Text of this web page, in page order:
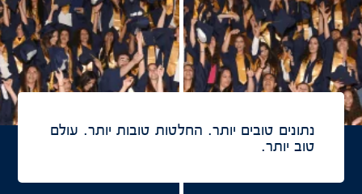
נתונים טובים יותר. החלטות טובות יותר. עולם
טוב יותר.